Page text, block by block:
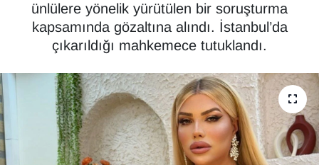
ünlülere yönelik yürütülen bir soruşturma
kapsamında gözaltına alındı. İstanbul’da
çıkarıldığı mahkemece tutuklandı.